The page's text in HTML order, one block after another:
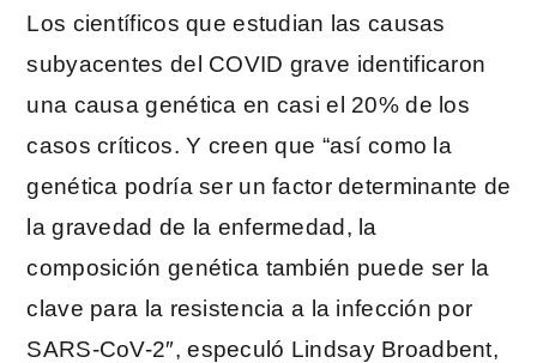
Los científicos que estudian las causas
subyacentes del COVID grave identificaron
una causa genética en casi el 20% de los
casos críticos. Y creen que “así como la
genética podría ser un factor determinante de
la gravedad de la enfermedad, la
composición genética también puede ser la
clave para la resistencia a la infección por
SARS-CoV-2″, especuló Lindsay Broadbent,